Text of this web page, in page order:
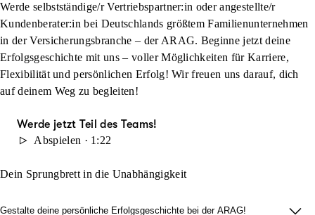
Werde selbstständige/r Vertriebspartner:in oder angestellte/r
Kundenberater:in bei Deutschlands größtem Familienunternehmen
in der Versicherungsbranche – der ARAG. Beginne jetzt deine
Erfolgsgeschichte mit uns – voller Möglichkeiten für Karriere,
Flexibilität und persönlichen Erfolg! Wir freuen uns darauf, dich
auf deinem Weg zu begleiten!
Werde jetzt Teil des Teams!
Abspielen · 1:22
Dein Sprungbrett in die Unabhängigkeit
Gestalte deine persönliche Erfolgsgeschichte bei der ARAG!